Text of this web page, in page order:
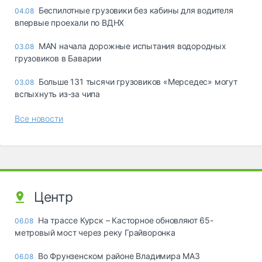
04.08 Беспилотные грузовики без кабины для водителя
впервые проехали по ВДНХ
03.08 MAN начала дорожные испытания водородных
грузовиков в Баварии
03.08 Больше 131 тысячи грузовиков «Мерседес» могут
вспыхнуть из-за чипа
Все новости
Центр
06.08 На трассе Курск – Касторное обновляют 65-
метровый мост через реку Грайворонка
06.08 Во Фрунзенском районе Владимира МАЗ